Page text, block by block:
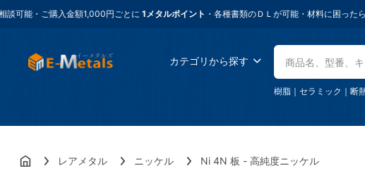
ご購入金額1,000円ごとに1メタルポイント・各種書類のＤＬが可能・材料に困ったらイーメ
カテゴリから探す
樹脂 ｜ セラミック ｜ 断
レアメタル ニッケル Ni 4N 板 - 高純度ニッケル